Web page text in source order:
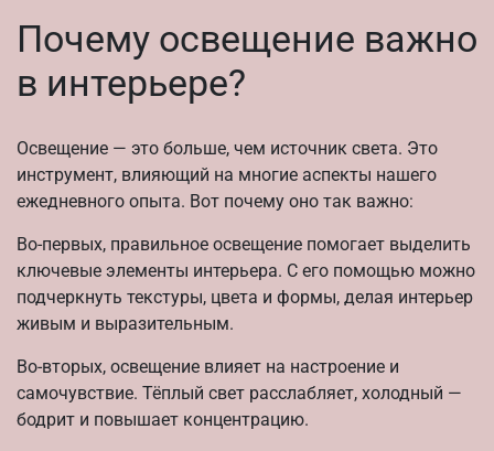
Почему освещение важно
в интерьере?
Освещение — это больше, чем источник света. Это
инструмент, влияющий на многие аспекты нашего
ежедневного опыта. Вот почему оно так важно:
Во-первых, правильное освещение помогает выделить
ключевые элементы интерьера. С его помощью можно
подчеркнуть текстуры, цвета и формы, делая интерьер
живым и выразительным.
Во-вторых, освещение влияет на настроение и
самочувствие. Тёплый свет расслабляет, холодный —
бодрит и повышает концентрацию.